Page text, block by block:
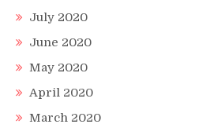
July 2020
June 2020
May 2020
April 2020
March 2020